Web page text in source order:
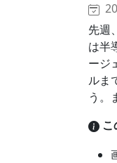
先週
は半
ージ
ルま
う。